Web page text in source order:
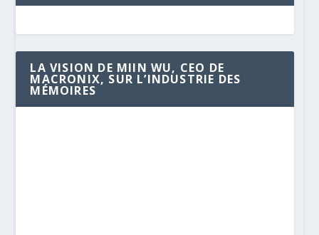
LA VISION DE MIIN WU, CEO DE
MACRONIX, SUR L’INDUSTRIE DES
MÉMOIRES